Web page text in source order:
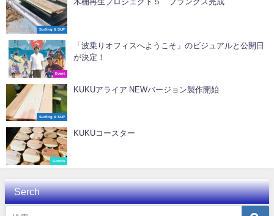
Surfing & SUP
Event
「波乗りオフィスへようこそ」のビジュアルと公開日
が決定！
Surfing & SUP
KUKUアライア NEWバージョン製作開始
Goods
KUKUコースター
Serch